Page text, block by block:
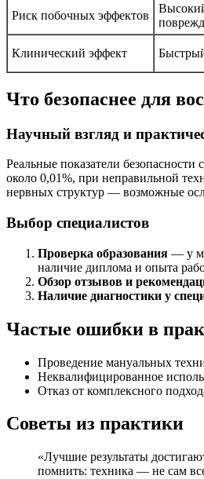
Риск побочных эффектов
Клинический эффект
Что безопаснее для
Научный взгляд и
Реальные показатели
около 0,01%, при неправильной
нервных структур — возможные
Выбор специалистов
Проверка образования — у
наличие диплома и опыта
Обзор отзывов и
Наличие диагностики у
Частые ошибки в
Проведение мануальных
Неквалифицированное
Отказ от комплексного
Советы из практики
«Лучшие результаты
помнить: техника — не сам